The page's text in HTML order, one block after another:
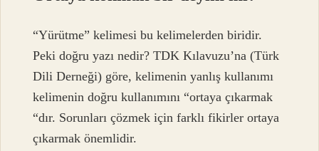
“Yürütme” kelimesi bu kelimelerden biridir.
Peki doğru yazı nedir? TDK Kılavuzu’na (Türk
Dili Derneği) göre, kelimenin yanlış kullanımı
kelimenin doğru kullanımını “ortaya çıkarmak
“dır. Sorunları çözmek için farklı fikirler ortaya
çıkarmak önemlidir.